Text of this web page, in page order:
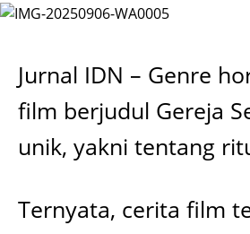
Jurnal IDN – Genre
film berjudul Gereja
unik, yakni tentang
Ternyata, cerita film